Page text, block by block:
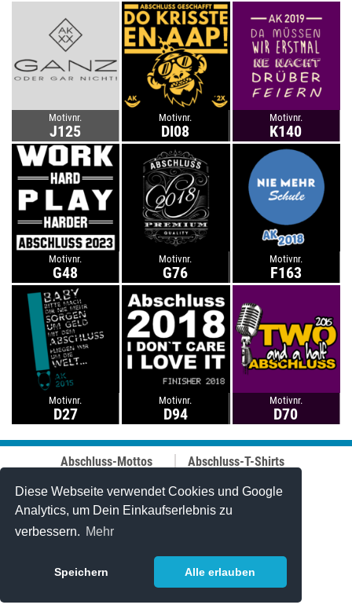
Diese Webseite verwendet Cookies und Google
Analytics, um Dein Einkaufserlebnis zu
verbessern. Mehr
Speichern Alle erlauben
Motivnr.
J125
Motivnr.
DI08
Motivnr.
K140
Motivnr.
G48
Motivnr.
G76
Motivnr.
F163
Motivnr.
D27
Motivnr.
D94
Motivnr.
D70
Abschluss-Mottos
Abi-Mottos
Lehrer-Motive
Online-Designer
Abschluss-T-Shirts
Best-Price-
Abschlussshirts
Stuff & Bändchen